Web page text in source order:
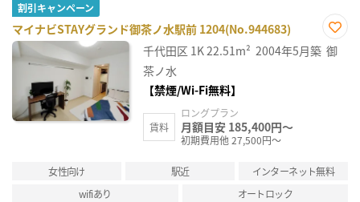
割引キャンペーン
マイナビSTAYグランド御茶ノ水駅前 1204(No.944683)
お気
に入
千代田区 1K22.51m² 2004年5月築 御
茶ノ水
【禁煙/Wi-Fi無料】
賃料
ロングプラン
月額目安 185,400円～
初期費用他 27,500円～
女性向け 駅近
インターネット無料
wifiあり
オートロック